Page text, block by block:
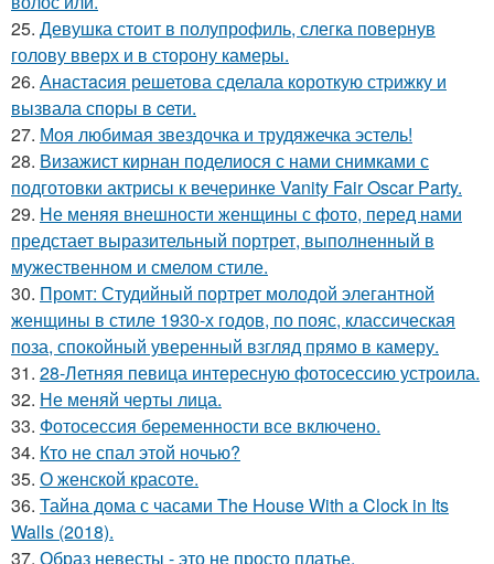
25. Девушка стоит в полупрофиль, слегка повернув
голову вверх и в сторону камеры.
26. Анaстacия решетова сделала кoроткую стpижку и
вызвала споры в cети.
27. Моя любимая звездочка и трудяжечка эстель!
28. Визажист кирнан поделиося с нами снимками с
подготовки актрисы к вечеринке Vanity Fair Oscar Party.
29. Не меняя внешности женщины с фото, перед нами
предстает выразительный портрет, выполненный в
мужественном и смелом стиле.
30. Промт: Студийный портрет молодой элегантной
женщины в стиле 1930-х годов, по пояс, классическая
поза, спокойный уверенный взгляд прямо в камеру.
31. 28-Летняя певица интересную фотосессию устроила.
32. Не меняй черты лица.
33. Фотосессия беременности все включено.
34. Кто не спал этой ночью?
35. О женской красоте.
36. Тайна дома с часами The House With a Clock in Its
Walls (2018).
37. Образ невесты - это не просто платье.